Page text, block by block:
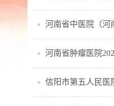
河南省中医院（河
河南省肿瘤医院
信阳市第五人民医